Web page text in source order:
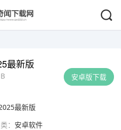
安卓版下载
最新版
最新版
： 安卓软件